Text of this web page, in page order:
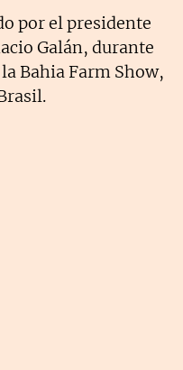
por el presidente
Galán, durante
Bahia Farm Show,